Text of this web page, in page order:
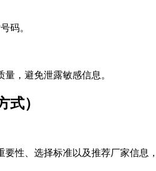
码。
，避免泄露敏感信息。
性、选择标准以及推荐厂家信